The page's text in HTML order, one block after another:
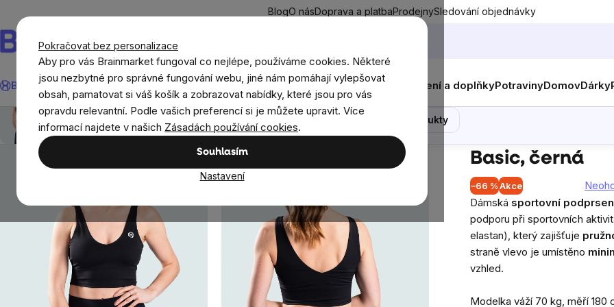
Pokračovat bez personalizace
Aby pro vás Brainmarket fungoval co nejlépe, používáme cookies. Některé
jsou nezbytné pro správné fungování webu, jiné nám pomáhají vylepšovat
obsah, pamatovat si váš košík a zobrazovat nabídky, které jsou pro vás
opravdu relevantní. Podle vašich preferencí si je můžete upravit. Více
informací najdete v našich Zásadách používání cookies.
Souhlasím
Nastavení
obsah
BlogO násDoprava a platbaProdejnySledování objednávky
Hledat
BrainMax®
Léto Ušetři CíleDoplňky stravy a výživaNovinkyMužiŽenyDěti Oblečení a doplňkyPotravinyDomovDárky
Oblečení a doplňky Sportovní oblečení pro ženy Dámské spodní prádlo na sport
Basic, černá
–66 %Akce
Průměrné
hodnocení
produktu
je
0,0
Dámská sportovní
podporu při sportovních
elastan), který zajišťuje
straně vlevo je umístěno
vzhled.
Modelka váží 70 kg, měří 180
BrainMax dámská sportovní podprsenka Basic, černá
Související produkty Recenze Poradna Podobné produkty